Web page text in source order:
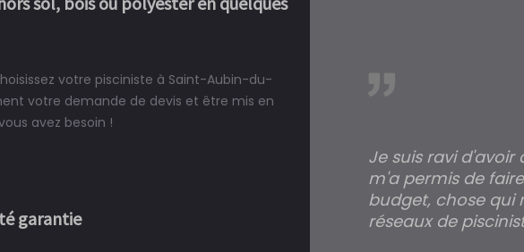
votre pisciniste à Saint-Aubin-du-
votre demande de devis et être mis en
avez besoin !
garantie
enfin réalité, une piscine est bien
chez moi.
Je suis ravi
m'a permis de
budget, chose qui
réseaux de